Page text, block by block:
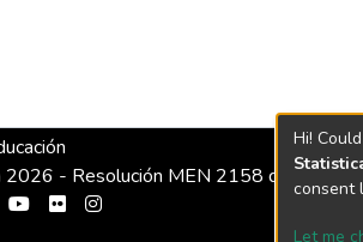
2026 - Resolución MEN 2158 de 2018
Hi!
consent
Let me